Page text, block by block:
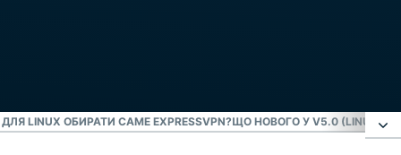
LINUX ОБИРАТИ САМЕ EXPRESSVPN?ЩО НОВОГО У V5.0 (LINUX)